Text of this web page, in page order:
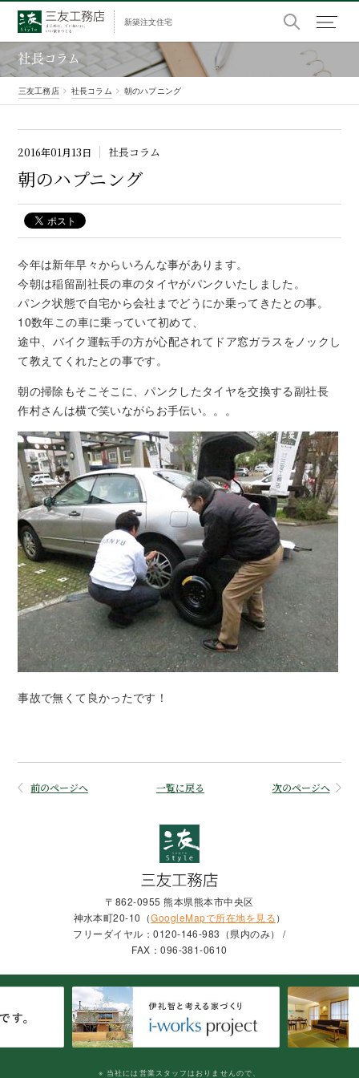
新築注文住宅
社長コラム
三友工務店 社長コラム 朝のハプニング
2016年01月13日 社長コラム
朝のハプニング
今年は新年早々からいろんな事があります。
今朝は稲留副社長の車のタイヤがパンクいたしました。
パンク状態で自宅から会社までどうにか乗ってきたとの事。
10数年この車に乗っていて初めて、
途中、バイク運転手の方が心配されてドア窓ガラスをノックし
て教えてくれたとの事です。
朝の掃除もそこそこに、パンクしたタイヤを交換する副社長
作村さんは横で笑いながらお手伝い。。。
事故で無くて良かったです！
前のページへ 一覧に戻る 次のページへ
〒862-0955 熊本県熊本市中央区
神水本町20-10（GoogleMapで所在地を見る）
フリーダイヤル：0120-146-983（県内のみ） /
FAX：096-381-0610
※ 当社には営業スタッフはおりませんので、